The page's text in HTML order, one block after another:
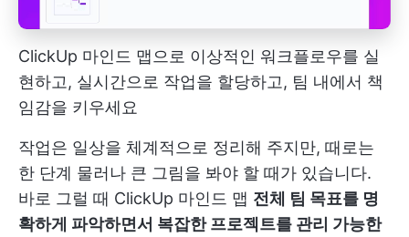
ClickUp 마인드 맵으로 이상적인 워크플로우를 실
현하고, 실시간으로 작업을 할당하고, 팀 내에서 책
임감을 키우세요
작업은 일상을 체계적으로 정리해 주지만, 때로는
한 단계 물러나 큰 그림을 봐야 할 때가 있습니다.
바로 그럴 때 ClickUp 마인드 맵 전체 팀 목표를 명
확하게 파악하면서 복잡한 프로젝트를 관리 가능한